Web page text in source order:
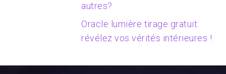
autres?
Oracle lumière tirage gratuit:
révélez vos vérités intérieures !